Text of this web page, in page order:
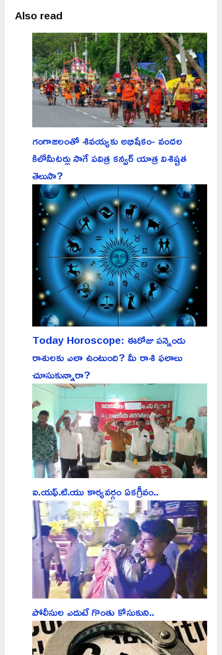
Also read
గంగాజలంతో శివయ్యకు అభిషేకం- వందల
కిలోమీటర్లు సాగే పవిత్ర కన్వర్ యాత్ర విశిష్టత
తెలుసా?
Today Horoscope: ఈరోజు పన్నెండు
రాశులకు ఎలా ఉంటుంది? మీ రాశి ఫలాలు
చూసుకున్నారా?
ఐ.యఫ్.టి.యు కార్యవర్గం ఏకగ్రీవం..
పోలీసుల ఎదుటే గొంతు కోసుకుని..